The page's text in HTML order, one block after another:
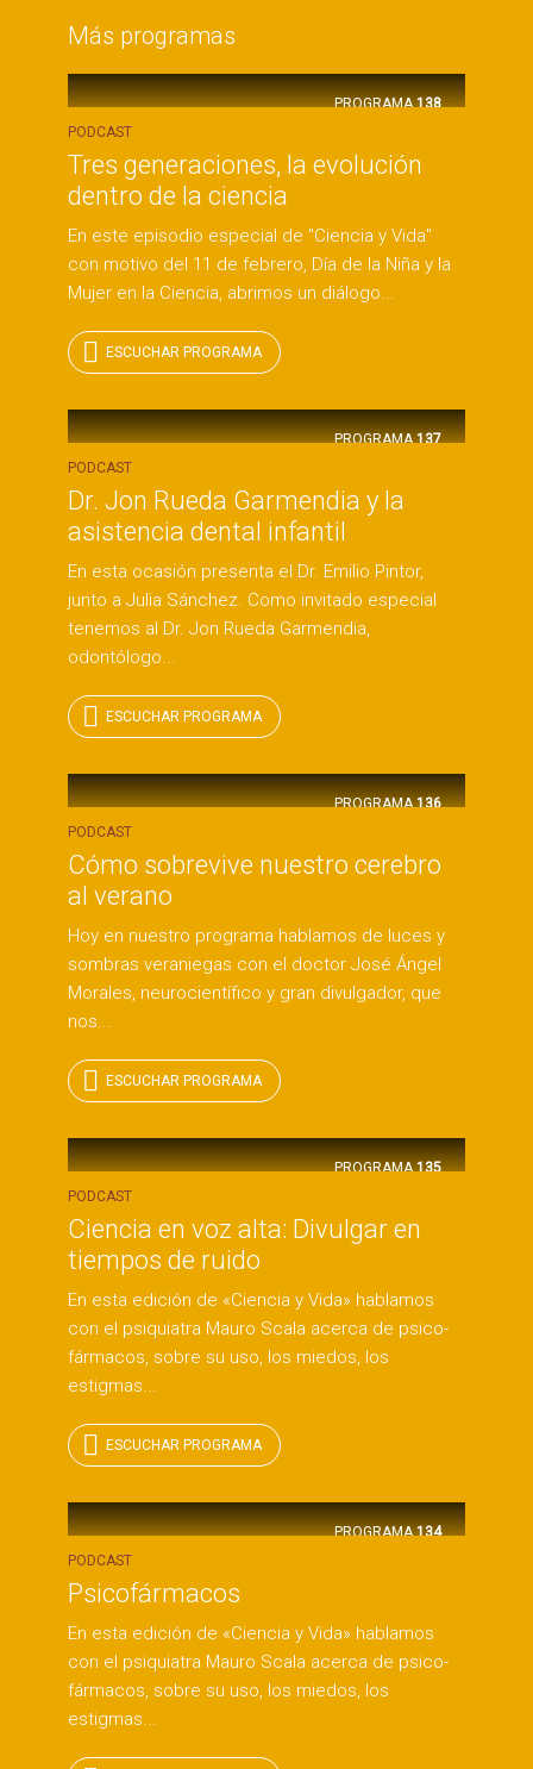
Más programas
PROGRAMA 138
PODCAST
Tres generaciones, la evolución
dentro de la ciencia
En este episodio especial de "Ciencia y Vida"
con motivo del 11 de febrero, Día de la Niña y la
Mujer en la Ciencia, abrimos un diálogo...
ESCUCHAR PROGRAMA
PROGRAMA 137
PODCAST
Dr. Jon Rueda Garmendia y la
asistencia dental infantil
En esta ocasión presenta el Dr. Emilio Pintor,
junto a Julia Sánchez. Como invitado especial
tenemos al Dr. Jon Rueda Garmendia,
odontólogo...
ESCUCHAR PROGRAMA
PROGRAMA 136
PODCAST
Cómo sobrevive nuestro cerebro
al verano
Hoy en nuestro programa hablamos de luces y
sombras veraniegas con el doctor José Ángel
Morales, neurocientífico y gran divulgador, que
nos...
ESCUCHAR PROGRAMA
PROGRAMA 135
PODCAST
Ciencia en voz alta: Divulgar en
tiempos de ruido
En esta edición de «Ciencia y Vida» hablamos
con el psiquiatra Mauro Scala acerca de psico-
fármacos, sobre su uso, los miedos, los
estigmas...
ESCUCHAR PROGRAMA
PROGRAMA 134
PODCAST
Psicofármacos
En esta edición de «Ciencia y Vida» hablamos
con el psiquiatra Mauro Scala acerca de psico-
fármacos, sobre su uso, los miedos, los
estigmas...